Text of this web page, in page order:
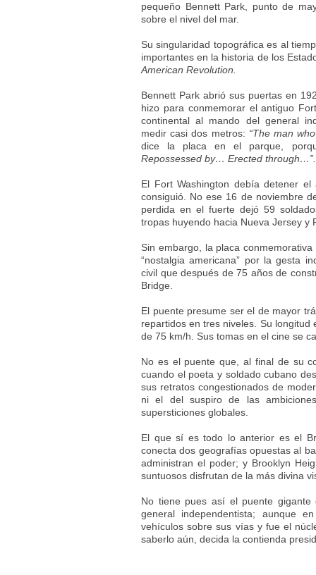
pequeño Bennett Park, punto de
sobre el nivel del mar.
Su singularidad topográfica es al
importantes en la historia de los
American Revolution.
Bennett Park abrió sus puertas en
hizo para conmemorar el antiguo
continental al mando del general
medir casi dos metros: “The man
dice la placa en el parque,
Repossessed by… Erected through…”.
El Fort Washington debía detener
consiguió. No ese 16 de noviembre
perdida en el fuerte dejó 59
tropas huyendo hacia Nueva Jersey y
Sin embargo, la placa
“nostalgia americana” por la gesta
civil que después de 75 años de
Bridge.
El puente presume ser el de mayor
repartidos en tres niveles. Su
de 75 km/h. Sus tomas en el cine se
No es el puente que, al final de su
cuando el poeta y soldado cubano
sus retratos congestionados de
ni el del suspiro de las
supersticiones globales.
El que sí es todo lo anterior es el
conecta dos geografías opuestas al
administran el poder; y Brooklyn
suntuosos disfrutan de la más divina
No tiene pues así el puente
general independentista; aunque
vehículos sobre sus vías y fue el
saberlo aún, decida la contienda